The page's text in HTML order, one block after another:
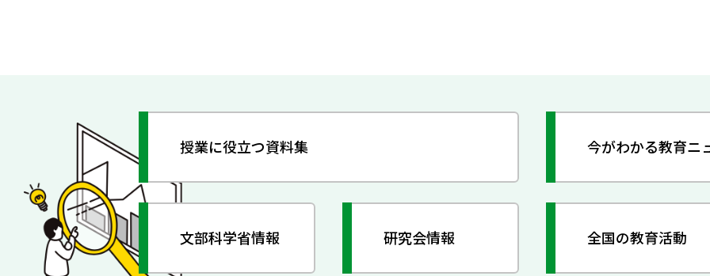
授業に役立つ資料集 今がわかる教育ニ
文部科学省情報 研究会情報 全国の教育活動